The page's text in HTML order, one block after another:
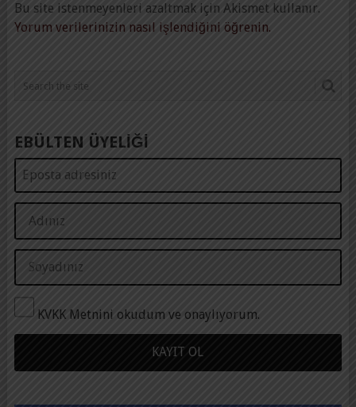
Bu site istenmeyenleri azaltmak için Akismet kullanır.
Yorum verilerinizin nasıl işlendiğini öğrenin.
EBÜLTEN ÜYELİĞİ
KVKK Metnini okudum ve onaylıyorum.